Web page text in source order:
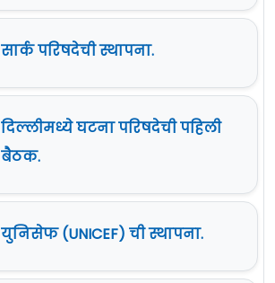
सार्क परिषदेची स्थापना.
दिल्लीमध्ये घटना परिषदेची पहिली
बैठक.
युनिसेफ (UNICEF) ची स्थापना.